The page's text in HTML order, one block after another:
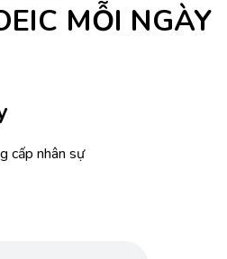
MỖI NGÀY
cấp nhân sự